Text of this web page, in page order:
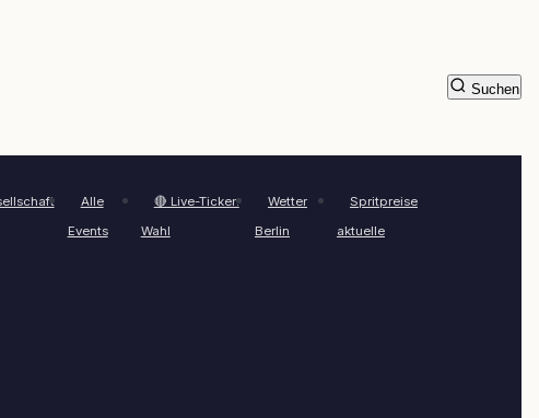
Alle
Events
🔴 Live-Ticker:
Wahl
Wetter
Berlin
Spritpreise
aktuelle
Suchen